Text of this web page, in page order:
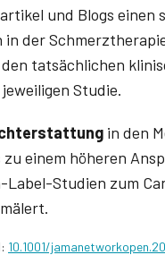
und Blogs einen
der
tatsächlichen
Studie.
in den
einem höheren
Studien zum
10.1001/